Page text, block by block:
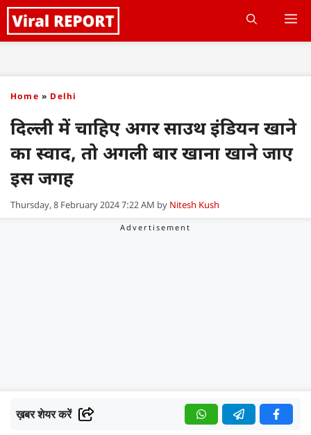
Skip
to
Home » Delhi
दिल्ली में चाहिए अगर साउथ इंडियन खाने
का स्वाद, तो अगली बार खाना खाने जाए
इस जगह
Thursday, 8 February 2024 7:22 AM by Nitesh Kush
ख़बर शेयर करें